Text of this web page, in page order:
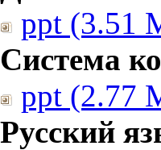
ppt (3.51
Система
ppt (2.77
Русский